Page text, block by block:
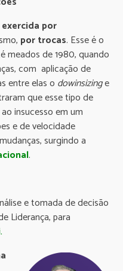
por
por trocas. Esse é o
meados de 1980, quando
com aplicação de
entre elas o dowinsizinge
que esse tipo de
insucesso em um
e de velocidade
surgindo a
.
e tomada de decisão
Liderança, para
.